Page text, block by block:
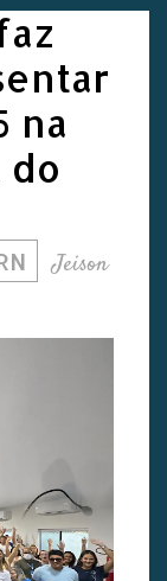
na
do
Jeison